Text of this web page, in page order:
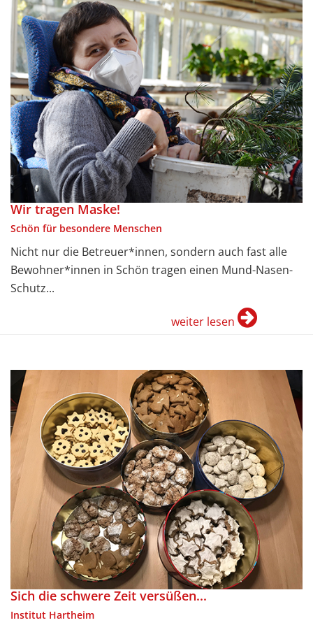
Wir tragen Maske!
Schön für besondere Menschen
Nicht nur die Betreuer*innen, sondern auch fast alle
Bewohner*innen in Schön tragen einen Mund-Nasen-
Schutz...
weiter lesen
Sich die schwere Zeit versüßen...
Institut Hartheim